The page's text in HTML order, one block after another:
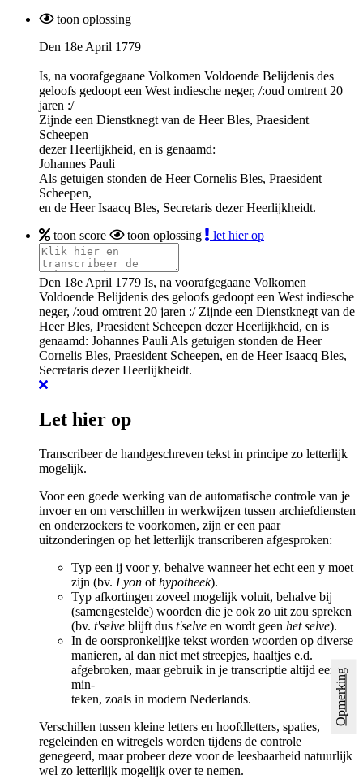
toon oplossing
Den 18e April 1779
Is, na voorafgegaane Volkomen Voldoende Belijdenis des
geloofs gedoopteen West indiesche neger, /:oud omtrent 20
jaren :/
Zijnde een Dienstknegtvan de Heer Bles, Praesident
Scheepen
dezer Heerlijkheid, en is genaamd:
Johannes Pauli
Als getuigen stonden de HeerCornelis Bles, Praesident
Scheepen,
en de HeerIsaacq Bles, Secretaris dezer Heerlijkheidt.
toon score
toon oplossing let hier op
Den 18e April 1779 Is, na voorafgegaane Volkomen
Voldoende Belijdenis des geloofs gedoopt een West indiesche
neger, /:oud omtrent 20 jaren :/ Zijnde een Dienstknegt van de
Heer Bles, Praesident Scheepen dezer Heerlijkheid, en is
genaamd: Johannes Pauli Als getuigen stonden de Heer
Cornelis Bles, Praesident Scheepen, en de Heer Isaacq Bles,
Secretaris dezer Heerlijkheidt.
Let hier op
Transcribeer de handgeschreven tekst in principe zo letterlijk
mogelijk.
Voor een goede werking van de automatische controle van je
invoer en om verschillen in werkwijzen tussen archiefdiensten
en onderzoekers te voorkomen, zijn er een paar
uitzonderingen op het letterlijk transcriberen afgesproken:
Typ een ij voor y, behalve wanneer het echt een y moet
zijn (bv. Lyon ofhypotheek).
Typ afkortingen zoveel mogelijk voluit, behalve bij
(samengestelde) woorden die je ook zo uit zou spreken
(bv. t'selve blijft dus t'selve en wordt geen het selve).
In de oorspronkelijke tekst worden woorden op diverse
manieren, al dan niet met streepjes, haaltjes e.d.
afgebroken, maar gebruik in je transcriptie altijd een
min-
teken, zoals in modern Nederlands.
Verschillen tussen kleine letters en hoofdletters, spaties,
regeleinden en witregels worden tijdens de controle
genegeerd, maar probeer deze voor de leesbaarheid natuurlijk
wel zo letterlijk mogelijk over te nemen.
Opmerking